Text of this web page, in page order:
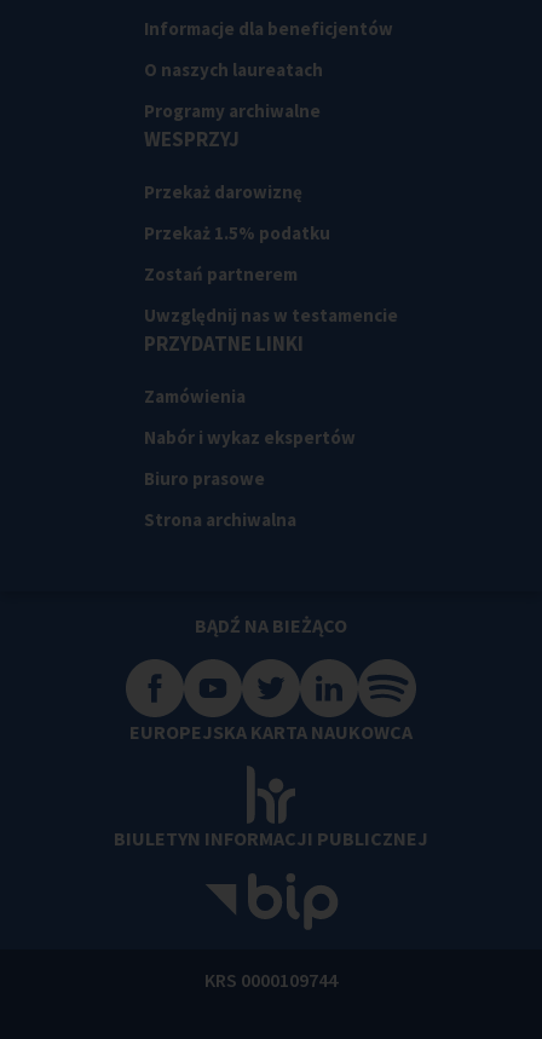
Informacje dla beneficjentów
O naszych laureatach
Programy archiwalne
WESPRZYJ
Przekaż darowiznę
Przekaż 1.5% podatku
Zostań partnerem
Uwzględnij nas w testamencie
PRZYDATNE LINKI
Zamówienia
Nabór i wykaz ekspertów
Biuro prasowe
Strona archiwalna
BĄDŹ NA BIEŻĄCO
EUROPEJSKA KARTA NAUKOWCA
BIULETYN INFORMACJI PUBLICZNEJ
KRS 0000109744